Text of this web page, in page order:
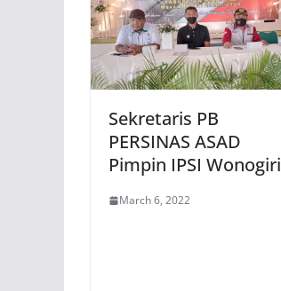
Sekretaris PB
PERSINAS ASAD
Pimpin IPSI Wonogiri
March 6, 2022